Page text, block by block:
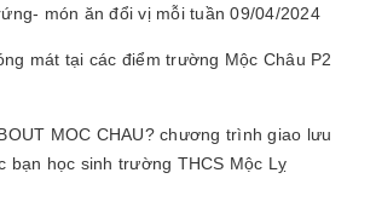
món ăn đổi vị mỗi tuần 09/04/2024
mát tại các điểm trường Mộc Châu P2
MOC CHAU? chương trình giao lưu
bạn học sinh trường THCS Mộc Lỵ